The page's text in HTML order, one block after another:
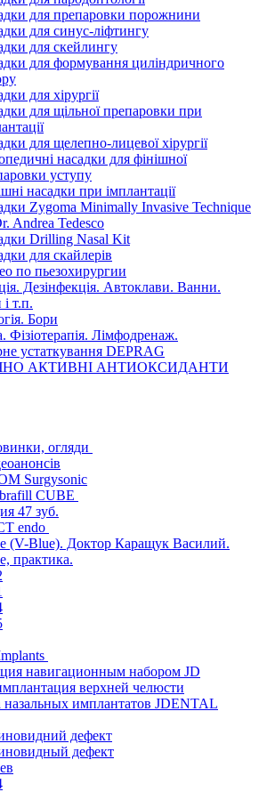
для препаровки порожнини
для синус-ліфтингу
для скейлингу
для формування циліндричного
для хірургії
для щільної препаровки при
для щелепно-лицевої хірургії
насадки для фінішної
уступу
насадки при імплантації
Zygoma Minimally Invasive Technique
Andrea Tedesco
Drilling Nasal Kit
для скайлерів
по пьезохирургии
Дезінфекція. Автоклави. Ванни.
т.п.
Бори
Лімфодренаж.
устаткування DEPRAG
АКТИВНІ АНТИОКСИДАНТИ
огляди
Surgysonic
CUBE
47 зуб.
endo
(V-Blue). Доктор Каращук Василий.
практика.
навигационным набором JD
верхней челюсти
назальных имплантатов JDENTAL
дефект
дефект